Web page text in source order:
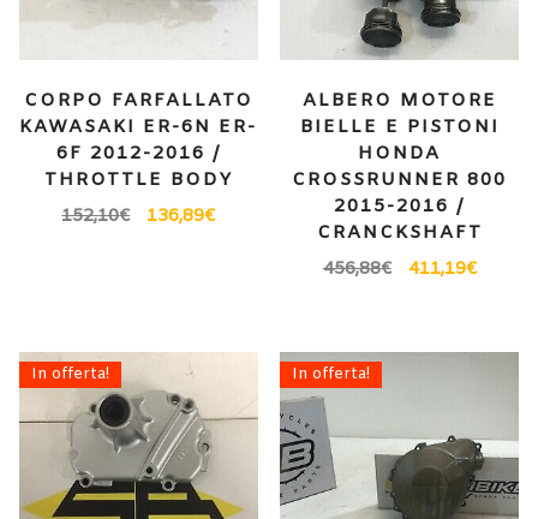
CORPO FARFALLATO
KAWASAKI ER-6N ER-
6F 2012-2016 /
THROTTLE BODY
152,10€ 136,89€
ALBERO MOTORE
BIELLE E PISTONI
HONDA
CROSSRUNNER 800
2015-2016 /
CRANCKSHAFT
456,88€ 411,19€
In offerta! In offerta!